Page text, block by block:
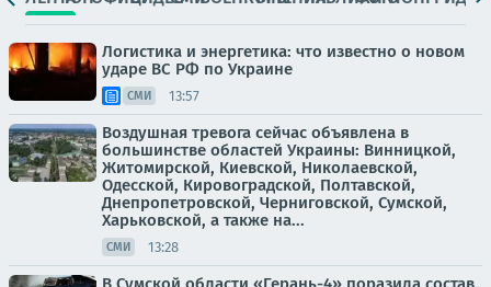
Логистика и энергетика: что известно о новом
ударе ВС РФ по Украине
СМИ 13:57
Воздушная тревога сейчас объявлена в
большинстве областей Украины: Винницкой,
Житомирской, Киевской, Николаевской,
Одесской, Кировоградской, Полтавской,
Днепропетровской, Черниговской, Сумской,
Харьковской, а также на...
СМИ 13:28